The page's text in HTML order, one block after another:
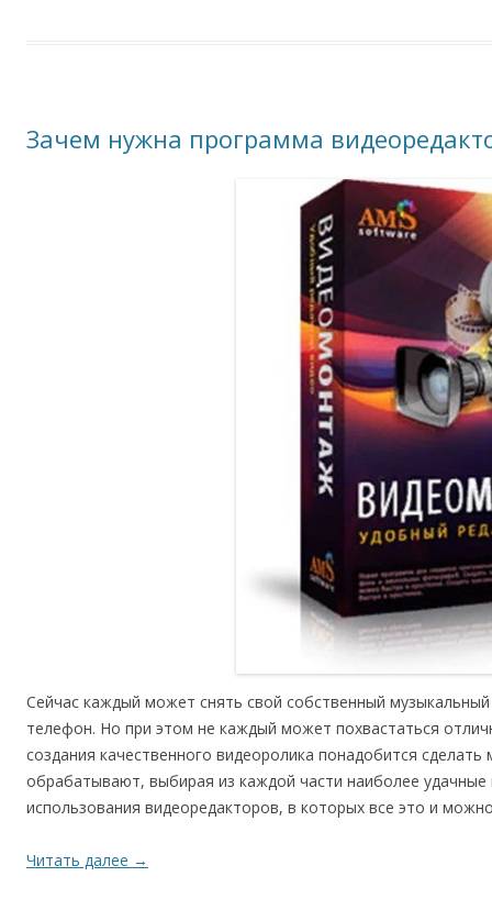
Зачем нужна программа
Сейчас каждый может снять свой собственный
телефон. Но при этом не каждый может похвастаться
создания качественного видеоролика понадобится
обрабатывают, выбирая из каждой части наиболее
использования видеоредакторов, в которых все это и
Читать далее →